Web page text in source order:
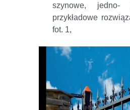
szynowe, jedno-
przykładowe
fot. 1,